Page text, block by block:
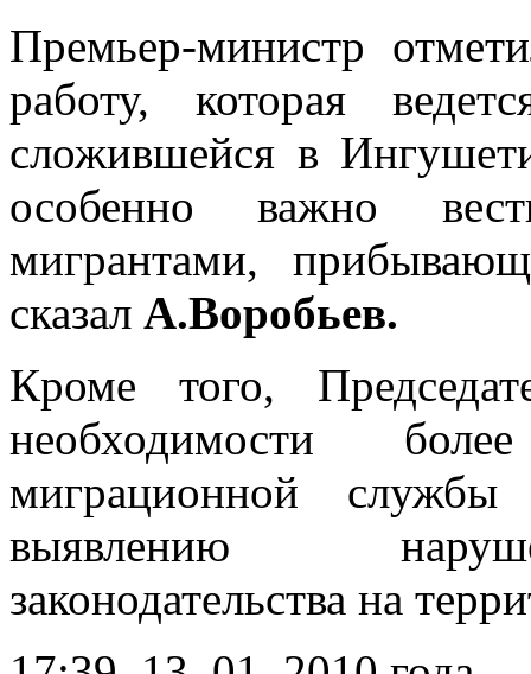
Премьер-министр
работу, которая
сложившейся в
особенно важно
мигрантами,
сказал А.Воробьев.
Кроме того,
необходимости
миграционной
выявлению
законодательства на